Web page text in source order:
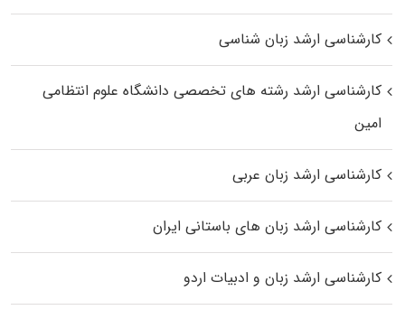
کارشناسی ارشد زبان شناسی
کارشناسی ارشد رﺷﺘﻪ ﻫﺎی تخصصی داﻧﺸﮕﺎه ﻋﻠﻮم انتظامی
اﻣﻴﻦ
کارشناسی ارشد زبان عربی
کارشناسی ارشد زبان‌ های باستانی ایران
کارشناسی ارشد زبان و ادبیات اردو